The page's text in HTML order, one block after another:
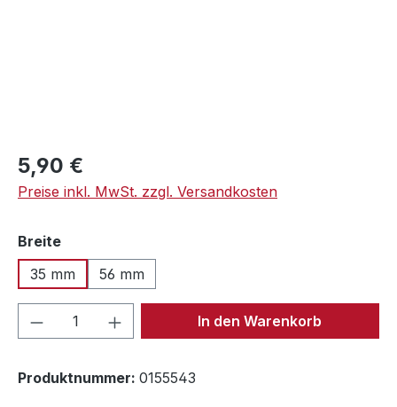
Regulärer Preis:
5,90 €
Preise inkl. MwSt. zzgl. Versandkosten
Breiteauswählen
35 mm
56 mm
Produkt Anzahl: Gib denIn den Warenkorb
Produktnummer: 0155543